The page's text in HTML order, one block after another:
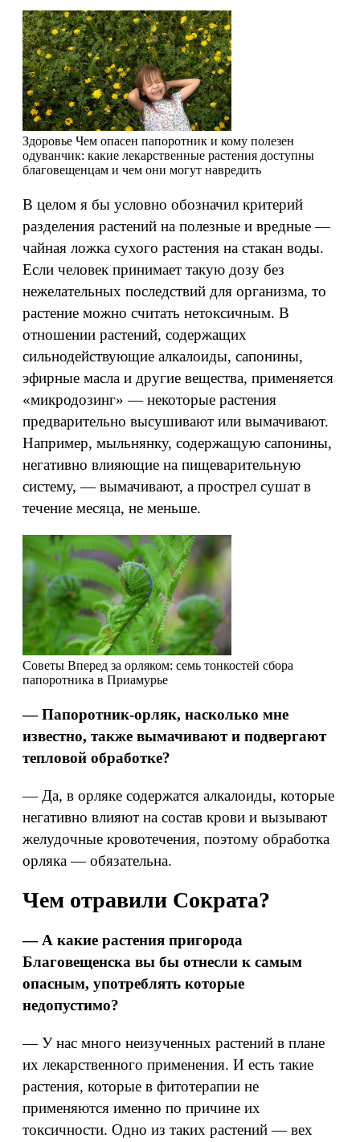
Здоровье Чем опасен папоротник и кому полезен
одуванчик: какие лекарственные растения доступны
благовещенцам и чем они могут навредить
В целом я бы условно обозначил критерий
разделения растений на полезные и вредные —
чайная ложка сухого растения на стакан воды.
Если человек принимает такую дозу без
нежелательных последствий для организма, то
растение можно считать нетоксичным. В
отношении растений, содержащих
сильнодействующие алкалоиды, сапонины,
эфирные масла и другие вещества, применяется
«микродозинг» — некоторые растения
предварительно высушивают или вымачивают.
Например, мыльнянку, содержащую сапонины,
негативно влияющие на пищеварительную
систему, — вымачивают, а прострел сушат в
течение месяца, не меньше.
Советы Вперед за орляком: семь тонкостей сбора
папоротника в Приамурье
— Папоротник-орляк, насколько мне
известно, также вымачивают и подвергают
тепловой обработке?
— Да, в орляке содержатся алкалоиды, которые
негативно влияют на состав крови и вызывают
желудочные кровотечения, поэтому обработка
орляка — обязательна.
Чем отравили Сократа?
— А какие растения пригорода
Благовещенска вы бы отнесли к самым
опасным, употреблять которые
недопустимо?
— У нас много неизученных растений в плане
их лекарственного применения. И есть такие
растения, которые в фитотерапии не
применяются именно по причине их
токсичности. Одно из таких растений — вех